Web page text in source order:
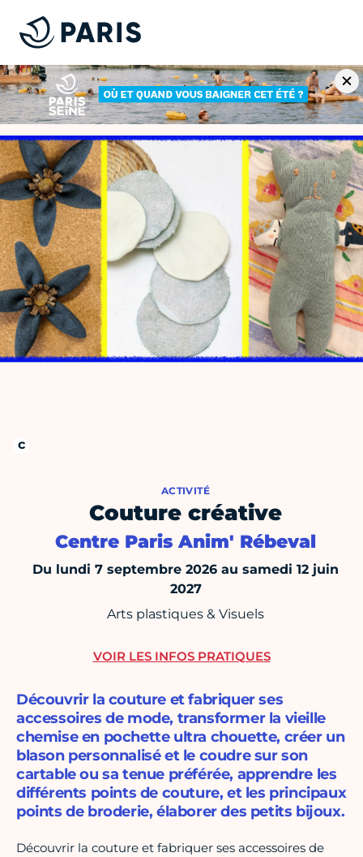
ACTIVITÉ
Couture créative
Centre Paris Anim' Rébeval
Du lundi 7 septembre 2026 au samedi 12 juin
2027
Arts plastiques & Visuels
Découvrir la couture et fabriquer ses
accessoires de mode, transformer la vieille
chemise en pochette ultra chouette, créer un
blason personnalisé et le coudre sur son
cartable ou sa tenue préférée, apprendre les
différents points de couture, et les principaux
points de broderie, élaborer des petits bijoux.
Découvrir la couture et fabriquer ses accessoires de
VOIR LES INFOS PRATIQUES